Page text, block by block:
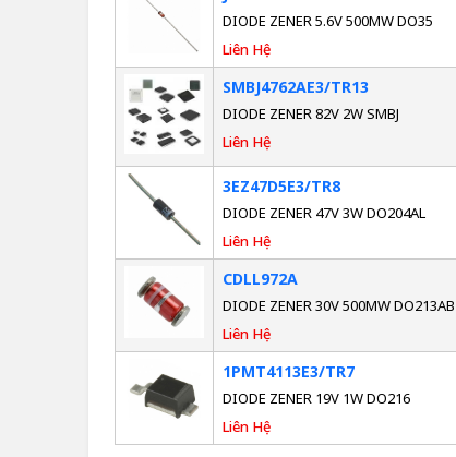
DIODE ZENER 5.6V 500MW DO35
Liên Hệ
SMBJ4762AE3/TR13
DIODE ZENER 82V 2W SMBJ
Liên Hệ
3EZ47D5E3/TR8
DIODE ZENER 47V 3W DO204AL
Liên Hệ
CDLL972A
DIODE ZENER 30V 500MW DO213AB
Liên Hệ
1PMT4113E3/TR7
DIODE ZENER 19V 1W DO216
Liên Hệ